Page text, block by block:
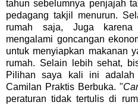
tahun sebelumnya penjajah
pedagang takjil menurun.
rumah saja, Juga
mengalami goncangan
untuk menyiapkan makanan
rumah. Selain lebih sehat,
Pilihan saya kali ini
Camilan Praktis Berbuka. "
peraturan tidak tertulis di